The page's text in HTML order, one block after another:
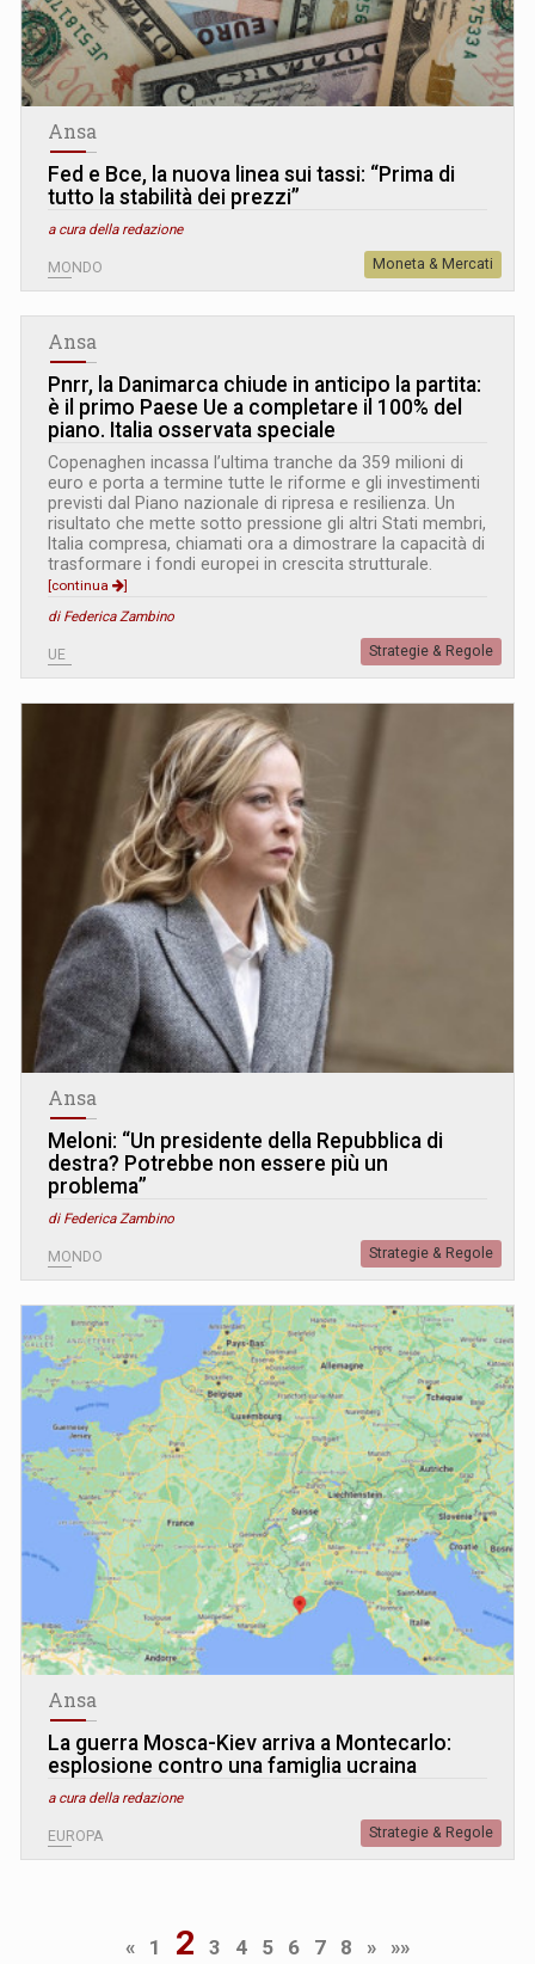
Ansa
Fed e Bce, la nuova linea sui tassi: “Prima di
tutto la stabilità dei prezzi”
a cura della redazione
MONDO Moneta & Mercati
Ansa
Pnrr, la Danimarca chiude in anticipo la partita:
è il primo Paese Ue a completare il 100% del
piano. Italia osservata speciale
Copenaghen incassa l’ultima tranche da 359 milioni di
euro e porta a termine tutte le riforme e gli investimenti
previsti dal Piano nazionale di ripresa e resilienza. Un
risultato che mette sotto pressione gli altri Stati membri,
Italia compresa, chiamati ora a dimostrare la capacità di
trasformare i fondi europei in crescita strutturale.
[continua
]
di Federica Zambino
UE Strategie & Regole
Ansa
Meloni: “Un presidente della Repubblica di
destra? Potrebbe non essere più un
problema”
di Federica Zambino
MONDO Strategie & Regole
Ansa
La guerra Mosca-Kiev arriva a Montecarlo:
esplosione contro una famiglia ucraina
a cura della redazione
EUROPA Strategie & Regole
« 1 2 3 4 5 6 7 8 » »»